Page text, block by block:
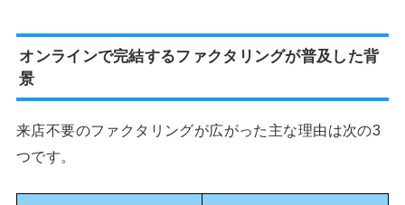
オンラインで完結するファクタリングが普及した背
景
来店不要のファクタリングが広がった主な理由は次の3
つです。